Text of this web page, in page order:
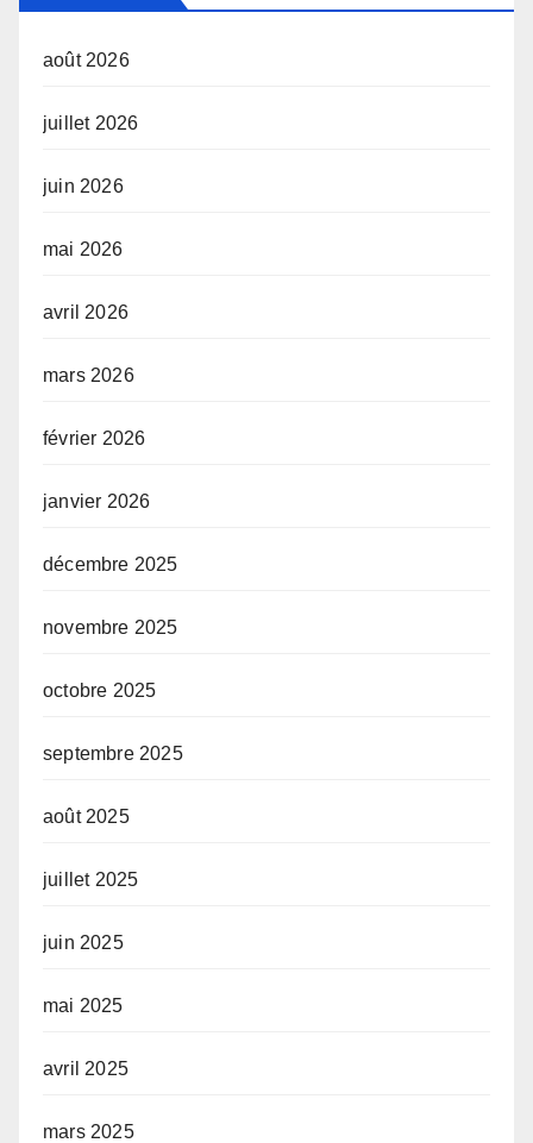
août 2026
juillet 2026
juin 2026
mai 2026
avril 2026
mars 2026
février 2026
janvier 2026
décembre 2025
novembre 2025
octobre 2025
septembre 2025
août 2025
juillet 2025
juin 2025
mai 2025
avril 2025
mars 2025